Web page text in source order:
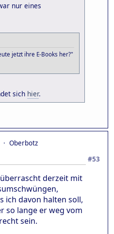
nur eines
jetzt ihre E-Books her?"
sich hier.
Oberbotz
#53
derzeit mit
ich davon halten soll,
so lange er weg vom
sein.